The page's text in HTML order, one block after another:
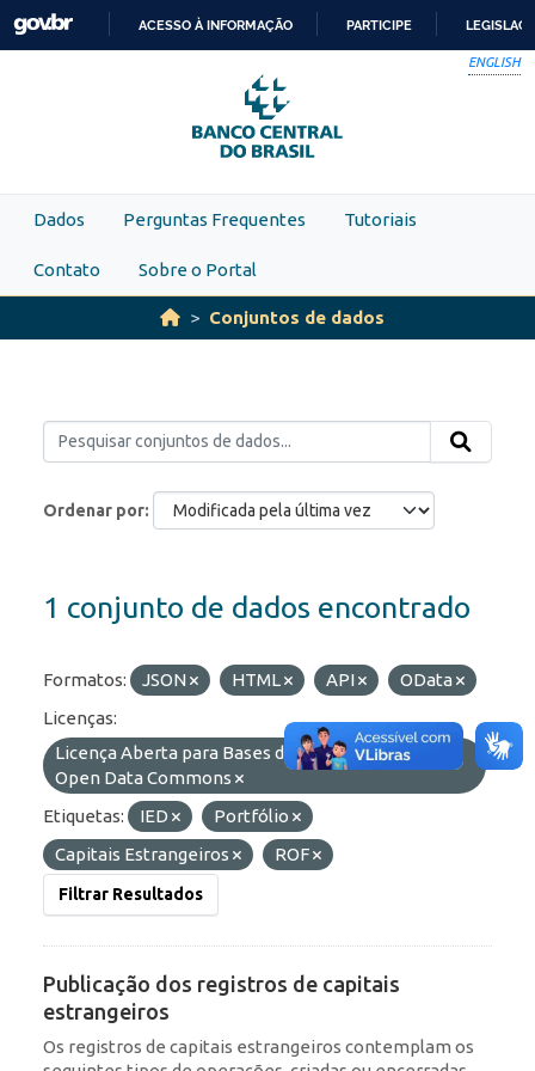
Skip to main content
PARA
O
CONTEÚDO
ACESSO À INFORMAÇÃO PARTICIPE
ENGLISH
Dados Perguntas Frequentes Tutoriais
Contato Sobre o Portal
Conjuntos de dados
Ordenar por
1 conjunto de dados encontrado
Formatos: JSON HTML API
OData
Licenças:
Licença Aberta para Bases de Dados (ODbL) do
Open Data Commons
Etiquetas:
IED
Portfólio
Capitais Estrangeiros
ROF
Filtrar Resultados
Publicação dos registros de capitais
estrangeiros
Os registros de capitais estrangeiros contemplam os